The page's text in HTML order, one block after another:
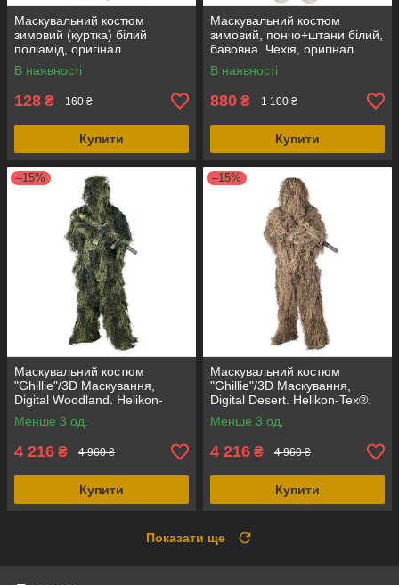
Маскувальний костюм
зимовий (куртка) білий
поліамід, оригінал
В наявності
128 ₴ 160 ₴
Купити
Маскувальний костюм
зимовий, пончо+штани білий,
бавовна. Чехія, оригінал.
В наявності
880 ₴ 1 100 ₴
Купити
–15%
Маскувальний костюм
"Ghillie"/3D Маскування,
Digital Woodland. Helikon-
Tex®.
Менше 3 од.
4 216 ₴ 4 960 ₴
Купити
–15%
Маскувальний костюм
"Ghillie"/3D Маскування,
Digital Desert. Helikon-Tex®.
Менше 3 од.
4 216 ₴ 4 960 ₴
Купити
Показати ще